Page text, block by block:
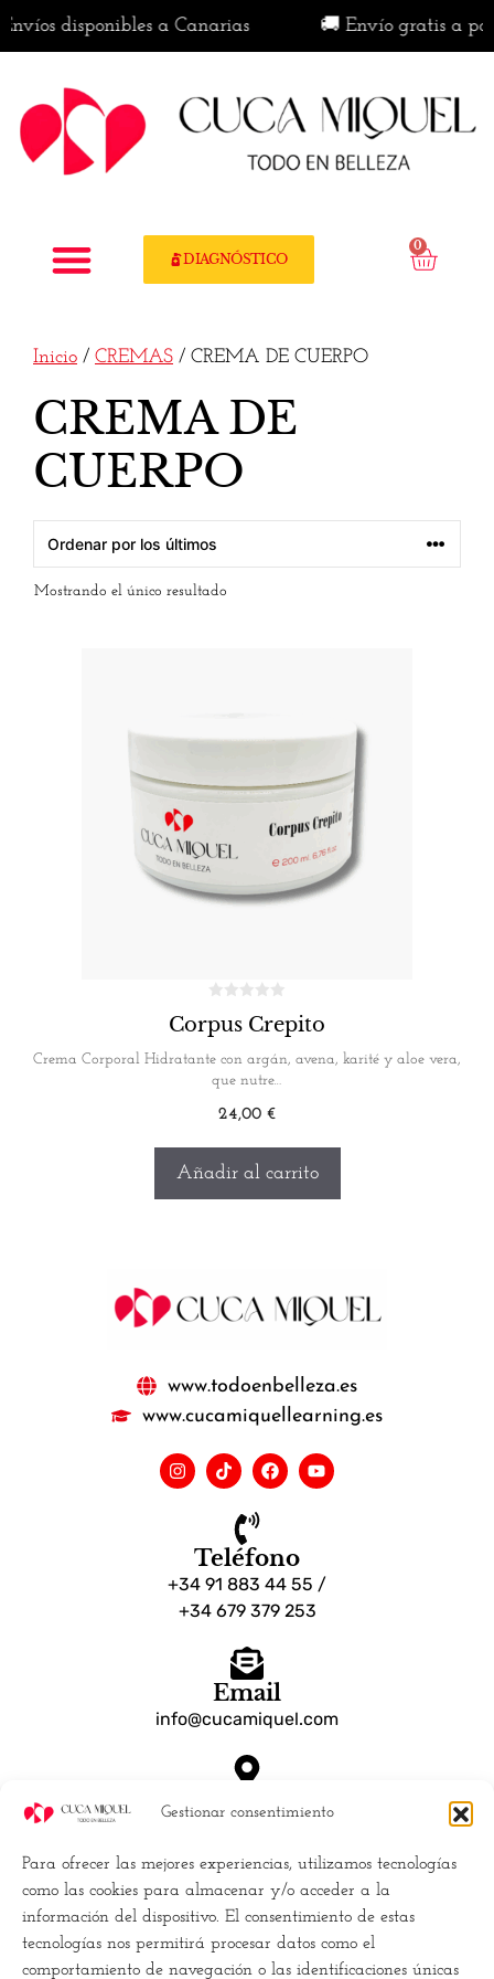
Gestionar consentimiento
Para ofrecer las mejores experiencias, utilizamos tecnologías
como las cookies para almacenar y/o acceder a la
información del dispositivo. El consentimiento de estas
tecnologías nos permitirá procesar datos como el
comportamiento de navegación o las identificaciones únicas
disponibles a Canarias 🚚 Envío gratis a
DIAGNÓSTICO
0
Inicio / CREMAS / CREMA DE CUERPO
CREMA DE
CUERPO
Mostrando el único resultado
Corpus Crepito
Crema Corporal Hidratante con argán, avena, karité y aloe vera,
que nutre…
24,00 €
Añadir al carrito
www.todoenbelleza.es
www.cucamiquellearning.es
Teléfono
+34 91 883 44 55 /
+34 679 379 253
Email
info@cucamiquel.com
Dónde estamos
Calle Luchana, 25 28010 Madrid España
Empresa
Políticas de Cookies (UE)
Política de privacidad